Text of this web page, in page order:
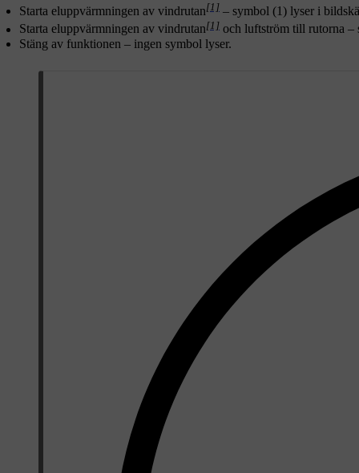
Starta eluppvärmningen av vindrutan[1] – symbol (1) lyser i
Starta eluppvärmningen av vindrutan[1] och luftström till rutorna –
Stäng av funktionen – ingen symbol lyser.